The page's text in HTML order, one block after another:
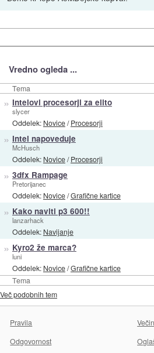
Vredno ogleda ...
Tema
Tema
» Intelovi procesorji za elito
slycer
Oddelek: Novice/Procesorji
» Intel napoveduje
McHusch
Oddelek: Novice/Procesorji
» 3dfx Rampage
Pretorijanec
Oddelek: Novice/Grafične kartice
» Kako naviti p3 600!!
lanzarhack
Oddelek: Navijanje
» Kyro2 že marca?
luni
Oddelek: Novice/Grafične kartice
Več podobnih tem
Pravila
Odgovornost